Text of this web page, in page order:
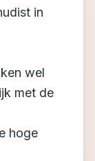
in
wel
met de
hoge